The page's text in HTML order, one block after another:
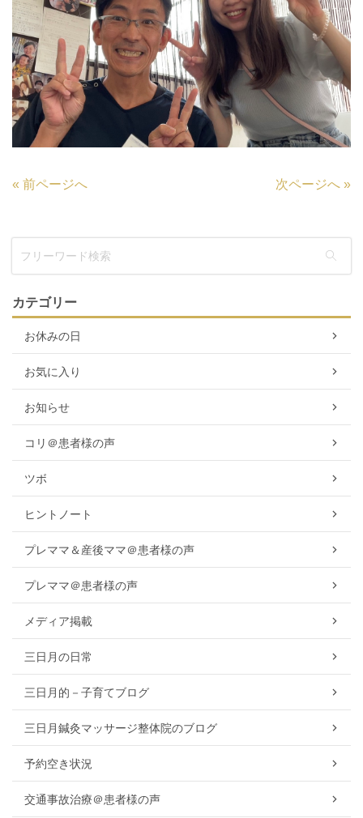
« 前ページへ 次ページへ »
カテゴリー
お休みの日
お気に入り
お知らせ
コリ＠患者様の声
ツボ
ヒントノート
プレママ＆産後ママ＠患者様の声
プレママ＠患者様の声
メディア掲載
三日月の日常
三日月的－子育てブログ
三日月鍼灸マッサージ整体院のブログ
予約空き状況
交通事故治療＠患者様の声